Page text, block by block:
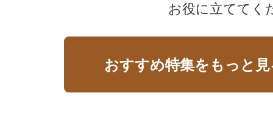
お役に立ててく
おすすめ特集をもっと